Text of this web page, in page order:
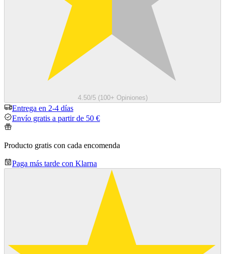
4.50/5 (100+ Opiniones)
Entrega en 2-4 días
Envío gratis a partir de 50 €
Producto gratis con cada encomenda
Paga más tarde con Klarna